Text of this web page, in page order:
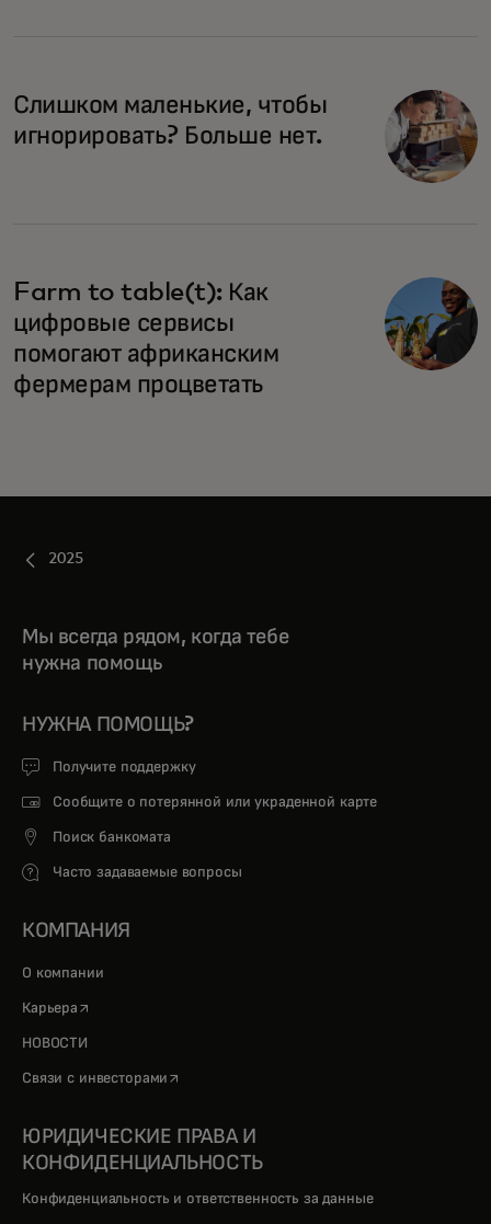
Слишком маленькие, чтобы
игнорировать? Больше нет.
Farm to table(t): Как
цифровые сервисы
помогают африканским
фермерам процветать
2025
Мы всегда рядом, когда тебе
нужна помощь
НУЖНА ПОМОЩЬ?
Получите поддержку
Сообщите о потерянной или украденной карте
Поиск банкомата
Часто задаваемые вопросы
КОМПАНИЯ
О компании
Карьера opens in a new tab
НОВОСТИ
Связи с инвесторами opens in a new tab
ЮРИДИЧЕСКИЕ ПРАВА И
КОНФИДЕНЦИАЛЬНОСТЬ
Конфиденциальность и ответственность за данные